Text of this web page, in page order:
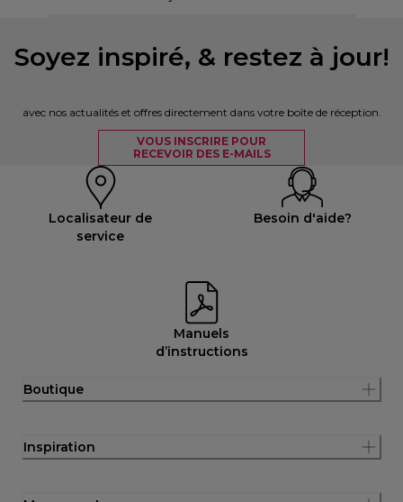
Soyez inspiré, & restez à jour!
avec nos actualités et offres directement dans votre boîte de réception.
VOUS INSCRIRE POUR
RECEVOIR DES E-MAILS
Localisateur de
service
Besoin d'aide?
Manuels
d’instructions
Boutique
Inspiration